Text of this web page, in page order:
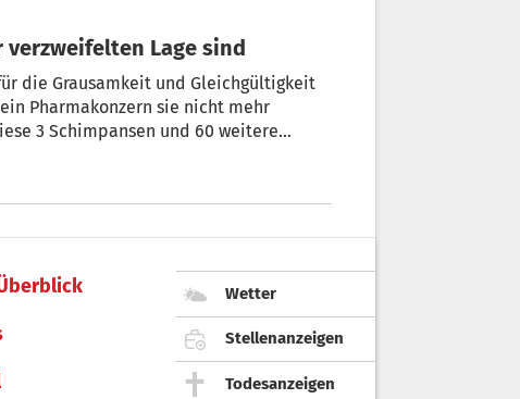
verzweifelten Lage sind
und 60 weitere
Wetter
Stellenanzeigen
Todesanzeigen